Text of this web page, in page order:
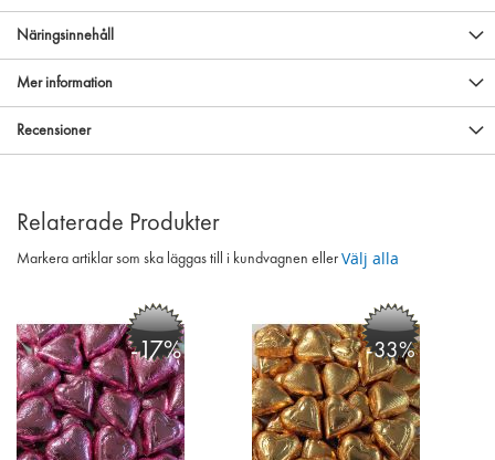
Näringsinnehåll
Mer information
Recensioner
Relaterade Produkter
Markera artiklar som ska läggas till i kundvagnen eller Välj alla
-17% -33%